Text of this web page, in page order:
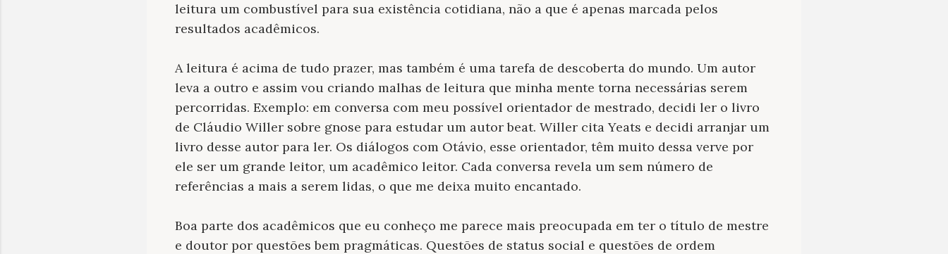
leitura um combustível para sua existência cotidiana, não a que é apenas marcada pelos
resultados acadêmicos.
A leitura é acima de tudo prazer, mas também é uma tarefa de descoberta do mundo. Um autor
leva a outro e assim vou criando malhas de leitura que minha mente torna necessárias serem
percorridas. Exemplo: em conversa com meu possível orientador de mestrado, decidi ler o livro
de Cláudio Willer sobre gnose para estudar um autor beat. Willer cita Yeats e decidi arranjar um
livro desse autor para ler. Os diálogos com Otávio, esse orientador, têm muito dessa verve por
ele ser um grande leitor, um acadêmico leitor. Cada conversa revela um sem número de
referências a mais a serem lidas, o que me deixa muito encantado.
Boa parte dos acadêmicos que eu conheço me parece mais preocupada em ter o título de mestre
e doutor por questões bem pragmáticas. Questões de status social e questões de ordem